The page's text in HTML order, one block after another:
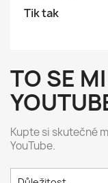
Tik tak
TO SE
Kupte si skutečné
YouTube.